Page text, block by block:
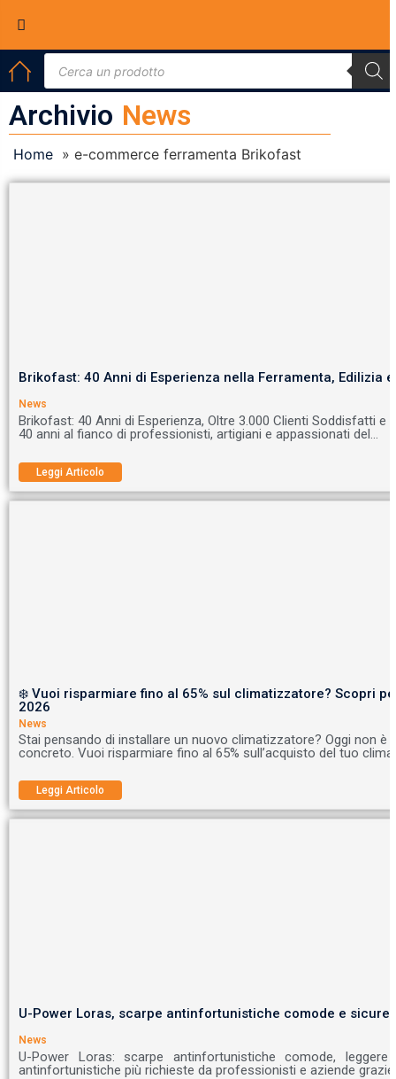
Archivio News
Home » e-commerce ferramenta Brikofast
Brikofast: 40 Anni di Esperienza nella Ferramenta, Edilizia
News
Brikofast: 40 Anni di Esperienza, Oltre 3.000 Clienti Soddisfatti e
40 anni al fianco di professionisti, artigiani e appassionati del…
Leggi Articolo
❄️ Vuoi risparmiare fino al 65% sul climatizzatore? Scopri
2026
News
Stai pensando di installare un nuovo climatizzatore? Oggi non
concreto. Vuoi risparmiare fino al 65% sull’acquisto del tuo
Leggi Articolo
U-Power Loras, scarpe antinfortunistiche comode e sicure
News
U-Power Loras: scarpe antinfortunistiche comode,
antinfortunistiche più richieste da professionisti e aziende